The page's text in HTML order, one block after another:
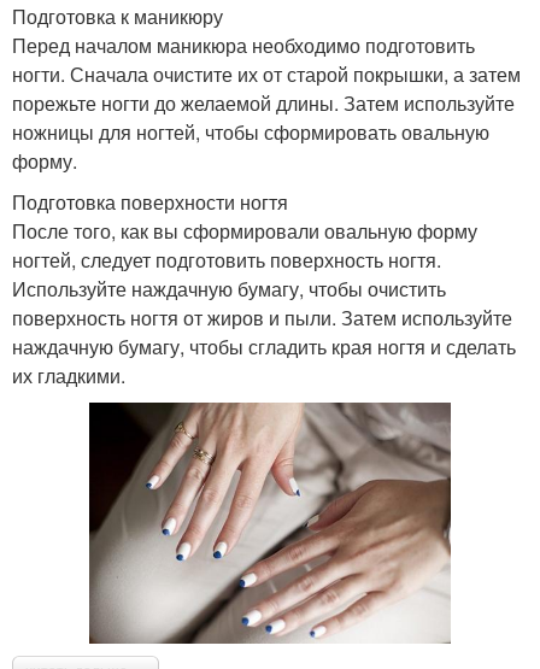
Подготовка к маникюру
Перед началом маникюра необходимо подготовить
ногти. Сначала очистите их от старой покрышки, а затем
порежьте ногти до желаемой длины. Затем используйте
ножницы для ногтей, чтобы сформировать овальную
форму.
Подготовка поверхности ногтя
После того, как вы сформировали овальную форму
ногтей, следует подготовить поверхность ногтя.
Используйте наждачную бумагу, чтобы очистить
поверхность ногтя от жиров и пыли. Затем используйте
наждачную бумагу, чтобы сгладить края ногтя и сделать
их гладкими.